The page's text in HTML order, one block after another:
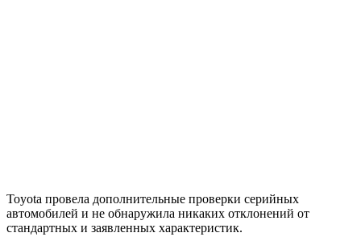
Toyota провела дополнительные проверки серийных
автомобилей и не обнаружила никаких отклонений от
стандартных и заявленных характеристик.